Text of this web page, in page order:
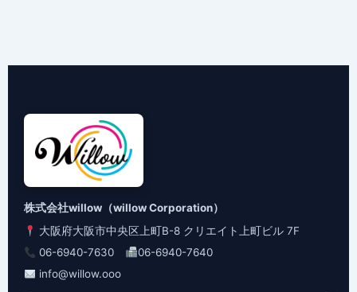
株式会社willow（willow Corporation）
大阪府大阪市中央区上町B-8 クリエイト上町ビル 7F
06-6940-7630
06-6940-7640
info@willow.ooo